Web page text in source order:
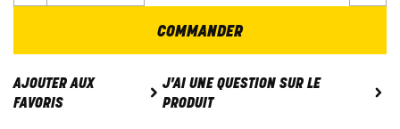
COMMANDER
AJOUTER AUX
FAVORIS
J'AI UNE QUESTION SUR LE
PRODUIT